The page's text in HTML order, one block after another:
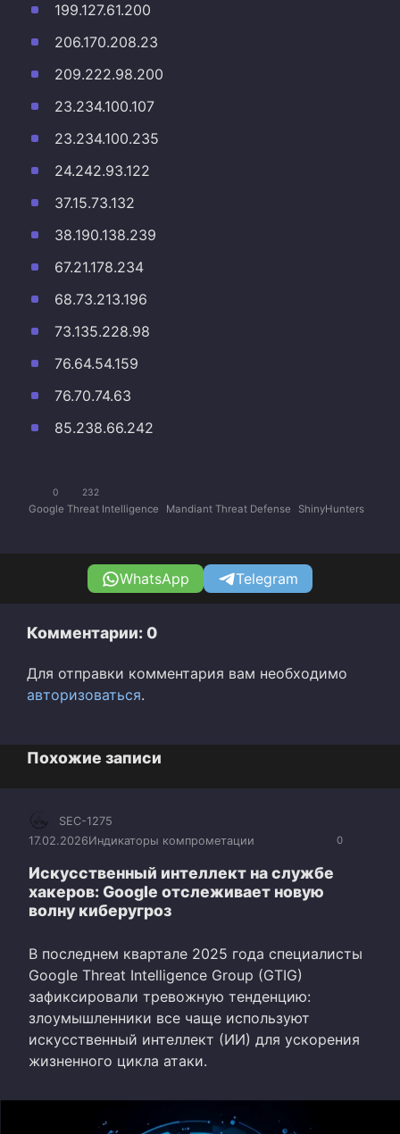
199.127.61.200
206.170.208.23
209.222.98.200
23.234.100.107
23.234.100.235
24.242.93.122
37.15.73.132
38.190.138.239
67.21.178.234
68.73.213.196
73.135.228.98
76.64.54.159
76.70.74.63
85.238.66.242
0 232
Google Threat Intelligence Mandiant Threat Defense ShinyHunters
WhatsApp Telegram
Комментарии: 0
Для отправки комментария вам необходимо
авторизоваться.
Похожие записи
0
SEC-1275
17.02.2026Индикаторы компрометации
Искусственный интеллект на службе
хакеров: Google отслеживает новую
волну киберугроз
В последнем квартале 2025 года специалисты
Google Threat Intelligence Group (GTIG)
зафиксировали тревожную тенденцию:
злоумышленники все чаще используют
искусственный интеллект (ИИ) для ускорения
жизненного цикла атаки.